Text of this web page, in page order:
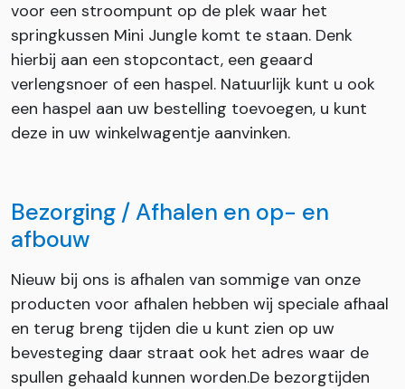
voor een stroompunt op de plek waar het
springkussen Mini Jungle komt te staan. Denk
hierbij aan een stopcontact, een geaard
verlengsnoer of een haspel. Natuurlijk kunt u ook
een haspel aan uw bestelling toevoegen, u kunt
deze in uw winkelwagentje aanvinken.
Bezorging / Afhalen en op- en
afbouw
Nieuw bij ons is afhalen van sommige van onze
producten voor afhalen hebben wij speciale afhaal
en terug breng tijden die u kunt zien op uw
bevesteging daar straat ook het adres waar de
spullen gehaald kunnen worden.De bezorgtijden